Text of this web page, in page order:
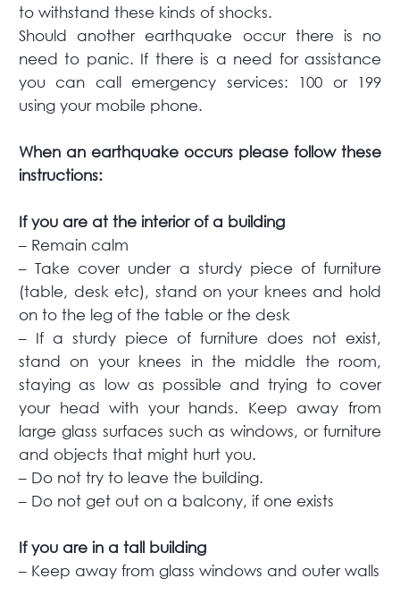
to withstand these kinds of shocks.
Should another earthquake occur there is no
need to panic. If there is a need for assistance
you can call emergency services: 100 or 199
using your mobile phone.
When an earthquake occurs please follow these
instructions:
If you are at the interior of a building
– Remain calm
– Take cover under a sturdy piece of furniture
(table, desk etc), stand on your knees and hold
on to the leg of the table or the desk
– If a sturdy piece of furniture does not exist,
stand on your knees in the middle the room,
staying as low as possible and trying to cover
your head with your hands. Keep away from
large glass surfaces such as windows, or furniture
and objects that might hurt you.
– Do not try to leave the building.
– Do not get out on a balcony, if one exists
If you are in a tall building
– Keep away from glass windows and outer walls